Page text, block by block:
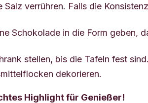
verrühren. Falls die
Schokolade in die Form geben,
stellen, bis die Tafeln fest
dekorieren.
Highlight für Genießer!